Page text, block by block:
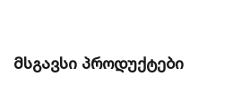
მსგავსი პროდუქტები